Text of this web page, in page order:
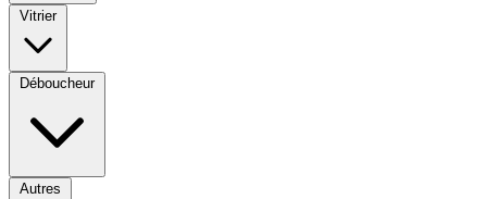
Vitrier
Déboucheur
Autres